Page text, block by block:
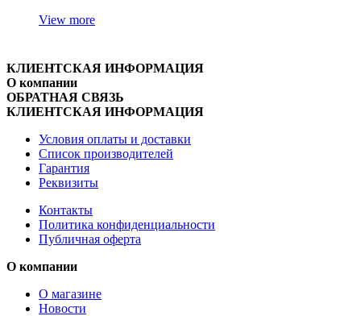
View more
КЛИЕНТСКАЯ ИНФОРМАЦИЯ
О компании
ОБРАТНАЯ СВЯЗЬ
КЛИЕНТСКАЯ ИНФОРМАЦИЯ
Условия оплаты и доставки
Список производителей
Гарантия
Реквизиты
Контакты
Политика конфиденциальности
Публичная оферта
О компании
О магазине
Новости